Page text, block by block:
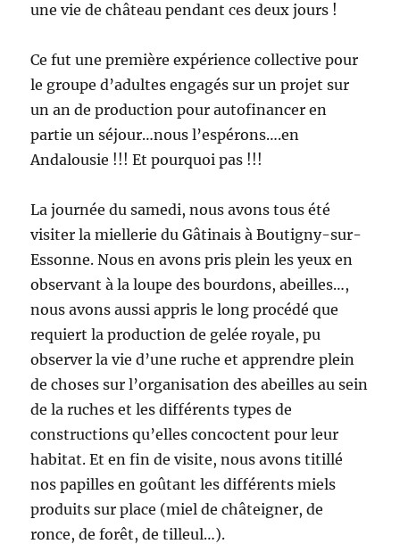
une vie de château pendant ces deux jours !
Ce fut une première expérience collective pour
le groupe d’adultes engagés sur un projet sur
un an de production pour autofinancer en
partie un séjour…nous l’espérons….en
Andalousie !!! Et pourquoi pas !!!
La journée du samedi, nous avons tous été
visiter la miellerie du Gâtinais à Boutigny-sur-
Essonne. Nous en avons pris plein les yeux en
observant à la loupe des bourdons, abeilles…,
nous avons aussi appris le long procédé que
requiert la production de gelée royale, pu
observer la vie d’une ruche et apprendre plein
de choses sur l’organisation des abeilles au sein
de la ruches et les différents types de
constructions qu’elles concoctent pour leur
habitat. Et en fin de visite, nous avons titillé
nos papilles en goûtant les différents miels
produits sur place (miel de châteigner, de
ronce, de forêt, de tilleul…).